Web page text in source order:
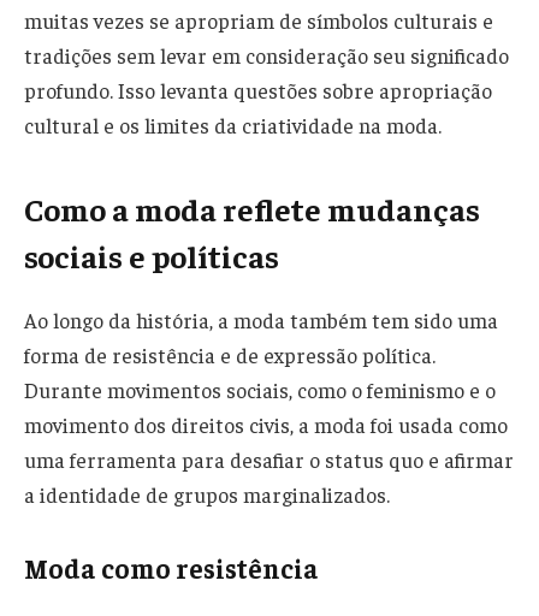
muitas vezes se apropriam de símbolos culturais e
tradições sem levar em consideração seu significado
profundo. Isso levanta questões sobre apropriação
cultural e os limites da criatividade na moda.
Como a moda reflete mudanças
sociais e políticas
Ao longo da história, a moda também tem sido uma
forma de resistência e de expressão política.
Durante movimentos sociais, como o feminismo e o
movimento dos direitos civis, a moda foi usada como
uma ferramenta para desafiar o status quo e afirmar
a identidade de grupos marginalizados.
Moda como resistência